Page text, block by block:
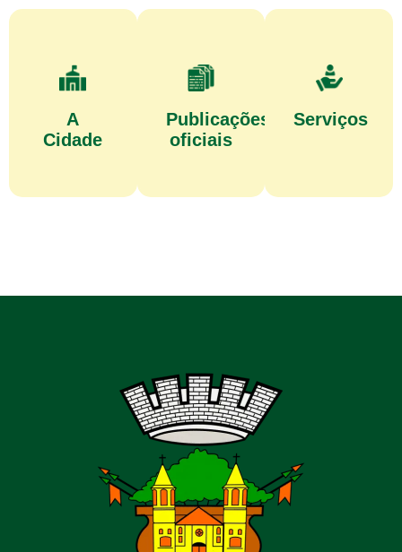
A
Cidade
Publicações
oficiais
Serviços